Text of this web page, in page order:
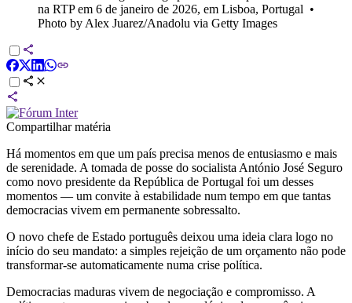
na RTP em 6 de janeiro de 2026, em Lisboa, Portugal •
Photo by Alex Juarez/Anadolu via Getty Images
Compartilhar matéria
Há momentos em que um país precisa menos de entusiasmo e mais
de serenidade. A tomada de posse do socialista António José Seguro
como novo presidente da República de Portugal foi um desses
momentos — um convite à estabilidade num tempo em que tantas
democracias vivem em permanente sobressalto.
O novo chefe de Estado português deixou uma ideia clara logo no
início do seu mandato: a simples rejeição de um orçamento não pode
transformar-se automaticamente numa crise política.
Democracias maduras vivem de negociação e compromisso. A